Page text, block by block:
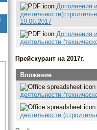
Дополнения
19.06.2017
Дополнения
деятельности
Прейскурант на 2017г.
Вложение
деятельности
деятельности